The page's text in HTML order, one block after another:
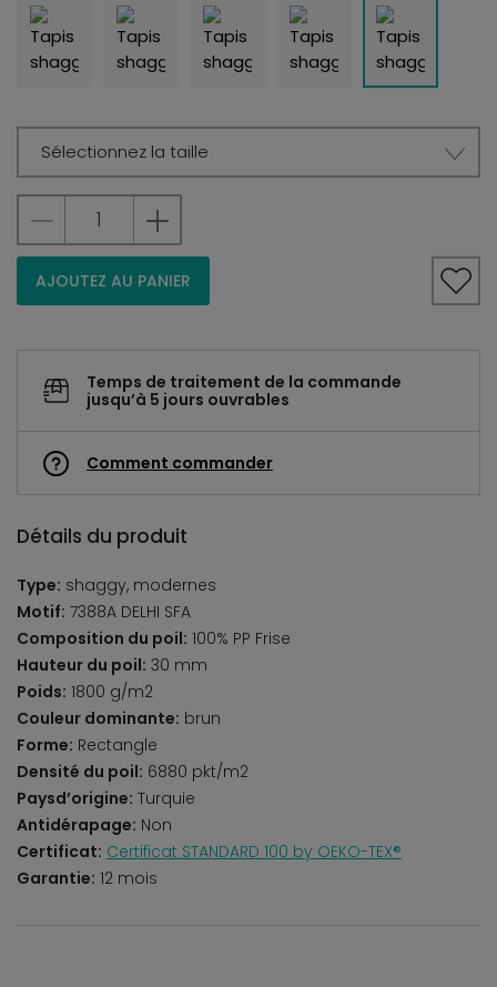
Sélectionnez la taille
AJOUTEZ AU PANIER
Temps de traitement de la commande
jusqu’à 5 jours ouvrables
Comment commander
Détails du produit
Type: shaggy, modernes
Motif: 7388A DELHI SFA
Composition du poil: 100% PP Frise
Hauteur du poil: 30 mm
Poids: 1800 g/m2
Couleur dominante: brun
Forme: Rectangle
Densité du poil: 6880 pkt/m2
Paysd’origine: Turquie
Antidérapage: Non
Certificat: Certificat STANDARD 100 by OEKO-TEX®
Garantie: 12 mois